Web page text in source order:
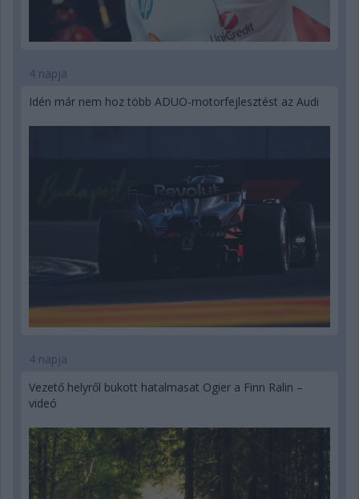
4 napja
Idén már nem hoz több ADUO-motorfejlesztést az Audi
4 napja
Vezető helyről bukott hatalmasat Ogier a Finn Ralin –
videó